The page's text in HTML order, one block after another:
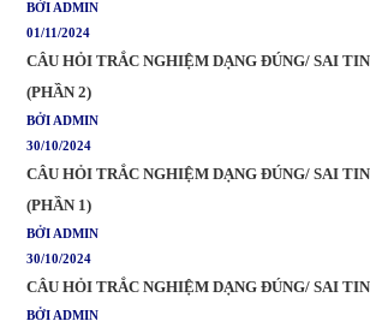
BỞI ADMIN
01/11/2024
CÂU HỎI TRẮC NGHIỆM DẠNG ĐÚNG/ SAI
(PHẦN 2)
BỞI ADMIN
30/10/2024
CÂU HỎI TRẮC NGHIỆM DẠNG ĐÚNG/ SAI
(PHẦN 1)
BỞI ADMIN
30/10/2024
CÂU HỎI TRẮC NGHIỆM DẠNG ĐÚNG/ SAI
BỞI ADMIN